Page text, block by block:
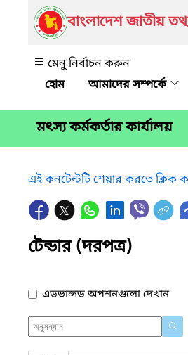
বাংলাদেশ জাতীয়
মেনু নির্বাচন করুন
আমাদের সম্পর্কে
মৎস্য কর্মকর্তার কার্যালয়
এই কনটেন্টটি শেয়ার করতে ক্লিক
টেন্ডার (দরপত্র)
এডভান্সড অপশনগুলো দেখান